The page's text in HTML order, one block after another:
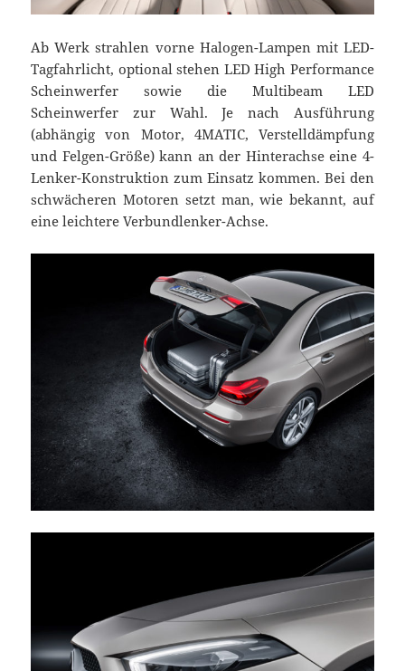
Ab Werk strahlen vorne Halogen-Lampen mit LED-
Tagfahrlicht, optional stehen LED High Performance
Scheinwerfer sowie die Multibeam LED
Scheinwerfer zur Wahl. Je nach Ausführung
(abhängig von Motor, 4MATIC, Verstelldämpfung
und Felgen-Größe) kann an der Hinterachse eine 4-
Lenker-Konstruktion zum Einsatz kommen. Bei den
schwächeren Motoren setzt man, wie bekannt, auf
eine leichtere Verbundlenker-Achse.